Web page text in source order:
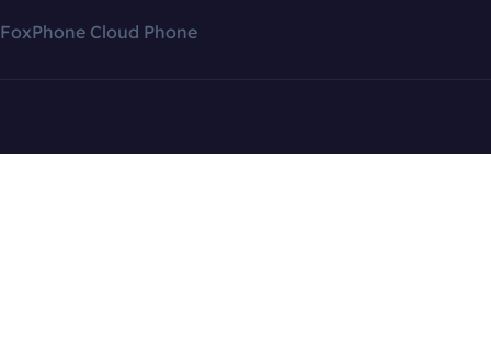
FoxPhone Cloud Phone